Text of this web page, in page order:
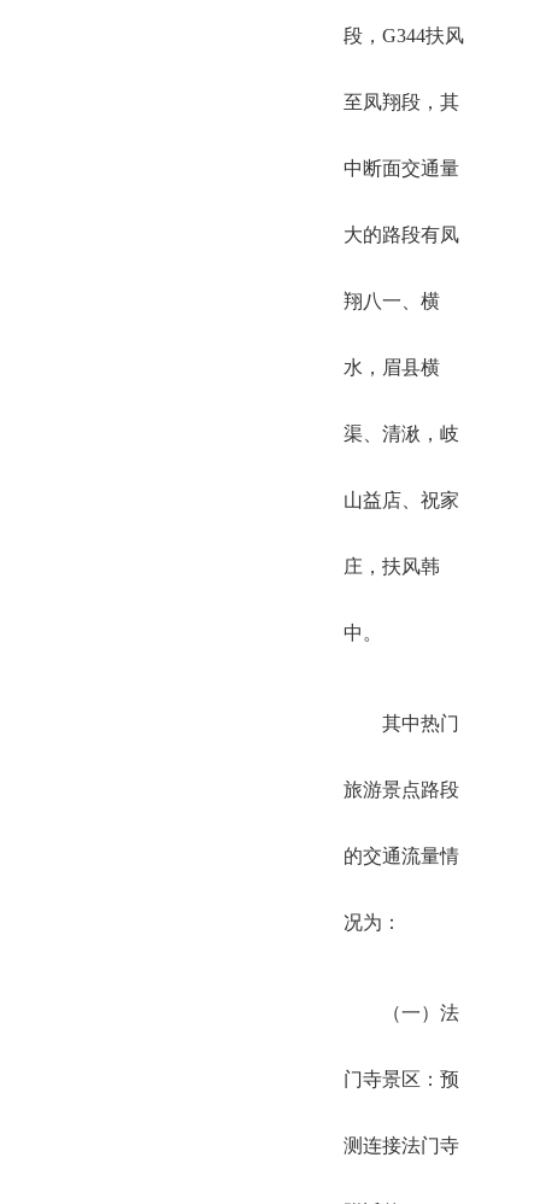
段，G344扶风
至凤翔段，其
中断面交通量
大的路段有凤
翔八一、横
水，眉县横
渠、清湫，岐
山益店、祝家
庄，扶风韩
中。
其中热门
旅游景点路段
的交通流量情
况为：
（一）法
门寺景区：预
测连接法门寺